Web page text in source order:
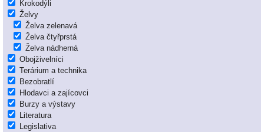
Krokodýli
Želvy
Želva zelenavá
Želva čtyřprstá
Želva nádherná
Obojživelníci
Terárium a technika
Bezobratlí
Hlodavci a zajícovci
Burzy a výstavy
Literatura
Legislativa